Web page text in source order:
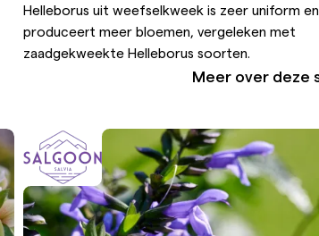
Helleborus uit weefselkweek is zeer uniform en
produceert meer bloemen, vergeleken met
zaadgekweekte Helleborus soorten.
Meer over deze